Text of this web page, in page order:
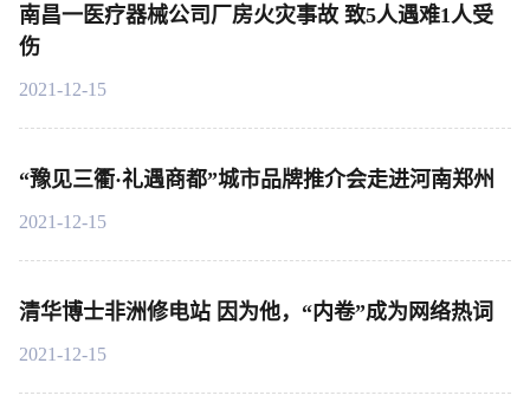
南昌一医疗器械公司厂房火灾事故 致5人遇难1人受
伤
2021-12-15
“豫见三衢·礼遇商都”城市品牌推介会走进河南郑州
2021-12-15
清华博士非洲修电站 因为他，“内卷”成为网络热词
2021-12-15